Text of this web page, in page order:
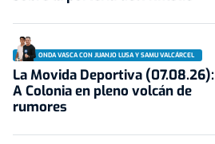
ONDA VASCA CON JUANJO LUSA Y SAMU VALCÁRCEL
La Movida Deportiva (07.08.26):
A Colonia en pleno volcán de
rumores